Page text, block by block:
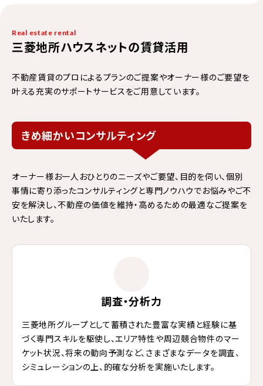
Real estate rental
三菱地所ハウスネットの賃貸活用
不動産賃貸のプロによるプランのご提案やオーナー様のご要望を
叶える充実のサポートサービスをご用意しています。
きめ細かいコンサルティング
オーナー様お一人おひとりのニーズやご要望、目的を伺い、個別
事情に寄り添ったコンサルティングと専門ノウハウでお悩みやご不
安を解決し、不動産の価値を維持・高めるための最適なご提案を
いたします。
調査・分析力
三菱地所グループとして蓄積された豊富な実績と経験に基
づく専門スキルを駆使し、エリア特性や周辺競合物件のマー
ケット状況、将来の動向予測など、さまざまなデータを調査、
シミュレーションの上、的確な分析を実施いたします。